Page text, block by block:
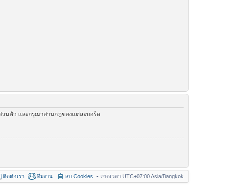
วนตัว และกรุณาอ่านกฎของแต่ละบอร์ด
เขตเวลา UTC+07:00 Asia/Bangkok
ลบ Cookies
ทีมงาน
ติดต่อเรา